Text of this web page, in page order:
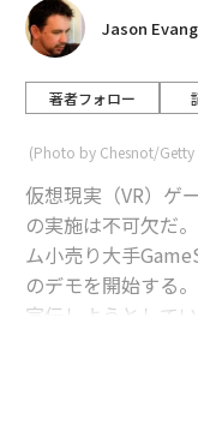
Jason
著者フォロー
(Photo by Chesnot/Getty
仮想現実（VR）ゲ
の実施は不可欠だ
ム小売り大手
のデモを開始する
宣伝しようとして